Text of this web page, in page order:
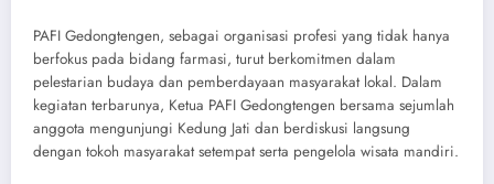
PAFI Gedongtengen, sebagai organisasi profesi yang tidak hanya
berfokus pada bidang farmasi, turut berkomitmen dalam
pelestarian budaya dan pemberdayaan masyarakat lokal. Dalam
kegiatan terbarunya, Ketua PAFI Gedongtengen bersama sejumlah
anggota mengunjungi Kedung Jati dan berdiskusi langsung
dengan tokoh masyarakat setempat serta pengelola wisata mandiri.